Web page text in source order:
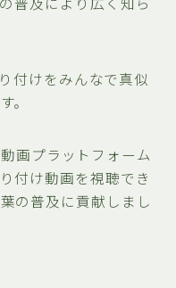
付けをみんなで真似
。
画プラットフォーム
付け動画を視聴でき
の普及に貢献しまし